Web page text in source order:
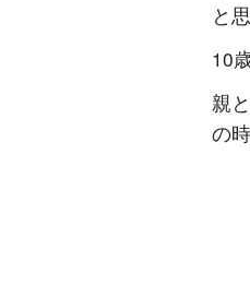
と
10
親
の